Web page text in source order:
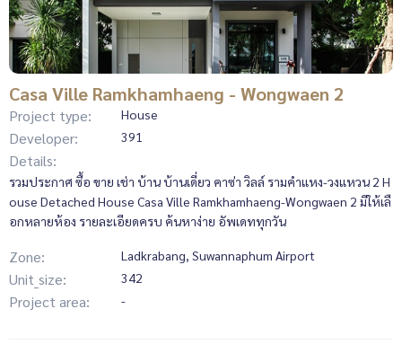
Casa Ville Ramkhamhaeng - Wongwaen 2
Project type: House
Developer: 391
Details:
รวมประกาศ ซื้อ ขาย เช่า บ้าน บ้านเดี่ยว คาซ่า วิลล์ รามคำแหง-วงแหวน 2 H
ouse Detached House Casa Ville Ramkhamhaeng-Wongwaen 2 มีให้เลื
อกหลายห้อง รายละเอียดครบ ค้นหาง่าย อัพเดททุกวัน
Zone: Ladkrabang, Suwannaphum Airport
Unit_size: 342
Project area: -